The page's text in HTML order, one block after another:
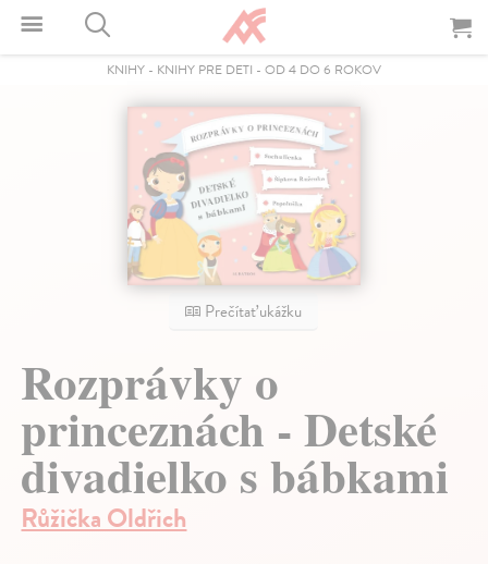
KNIHY - KNIHY PRE DETI - OD 4 DO 6 ROKOV
Prečítať ukážku
Rozprávky o
princeznách - Detské
divadielko s bábkami
Růžička Oldřich